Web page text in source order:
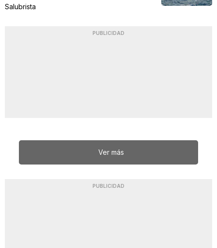
Salubrista
PUBLICIDAD
Ver más
PUBLICIDAD